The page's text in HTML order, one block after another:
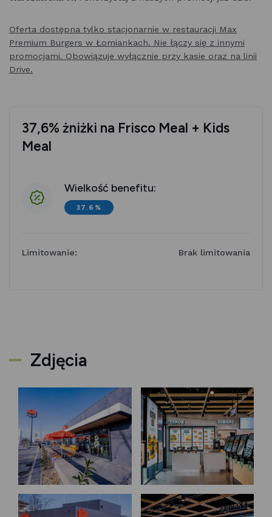
Oferta dostępna tylko stacjonarnie w restauracji Max
Premium Burgers w Łomiankach. Nie łączy się z innymi
promocjami. Obowiązuje wyłącznie przy kasie oraz na linii
Drive.
37,6% żniżki na Frisco Meal + Kids
Meal
Wielkość benefitu:
37.6%
Limitowanie: Brak limitowania
Zdjęcia